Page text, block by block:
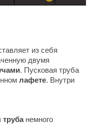
из себя
двумя
. Пусковая труба
лафете. Внутри
трубанемного